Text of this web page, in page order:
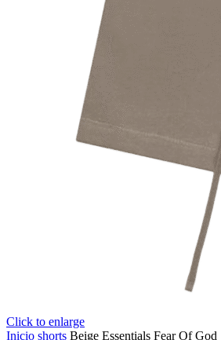
Click to enlarge
Inicio shorts Beige Essentials Fear Of God